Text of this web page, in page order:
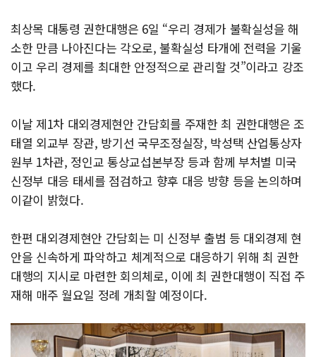
최상목 대통령 권한대행은 6일 “우리 경제가 불확실성을 해
소한 만큼 나아진다는 각오로, 불확실성 타개에 전력을 기울
이고 우리 경제를 최대한 안정적으로 관리할 것”이라고 강조
했다.
이날 제1차 대외경제현안 간담회를 주재한 최 권한대행은 조
태열 외교부 장관, 방기선 국무조정실장, 박성택 산업통상자
원부 1차관, 정인교 통상교섭본부장 등과 함께 부처별 미국
신정부 대응 태세를 점검하고 향후 대응 방향 등을 논의하며
이같이 밝혔다.
한편 대외경제현안 간담회는 미 신정부 출범 등 대외경제 현
안을 신속하게 파악하고 체계적으로 대응하기 위해 최 권한
대행의 지시로 마련한 회의체로, 이에 최 권한대행이 직접 주
재해 매주 월요일 정례 개최할 예정이다.